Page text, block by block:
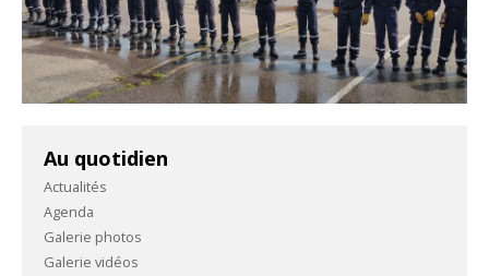
Au quotidien
Actualités
Agenda
Galerie photos
Galerie vidéos